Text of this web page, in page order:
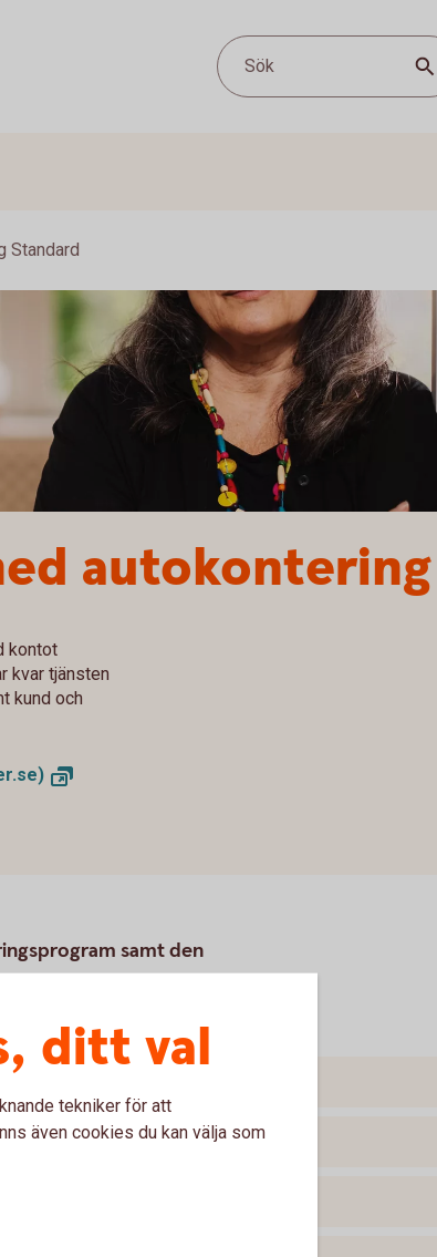
Sök
Standard
autokontering
kontot
kvar tjänsten
kund och
samt den
ditt val
tekniker för att
även cookies du kan välja som